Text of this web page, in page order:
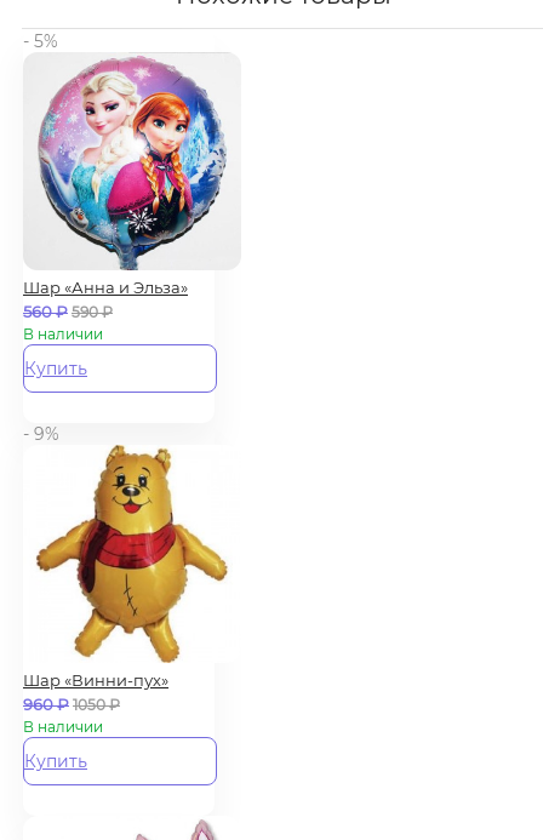
- 5%
Шар «Анна и Эльза»
560₽ 590₽
В наличии
Купить
- 9%
Шар «Винни-пух»
960₽ 1050₽
В наличии
Купить